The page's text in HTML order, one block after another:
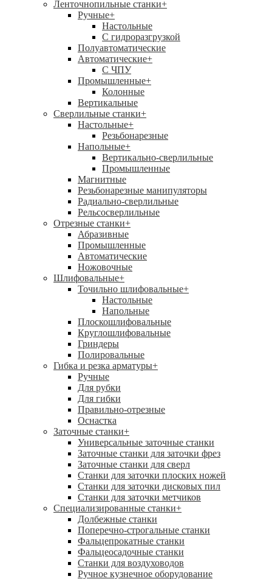
Ленточнопильные станки+
Ручные+
Настольные
С гидроразгрузкой
Полуавтоматические
Автоматические+
С ЧПУ
Промышленные+
Колонные
Вертикальные
Сверлильные станки+
Настольные+
Резьбонарезные
Напольные+
Вертикально-сверлильные
Промышленные
Магнитные
Резьбонарезные манипуляторы
Радиально-сверлильные
Рельсосверлильные
Отрезные станки+
Абразивные
Промышленные
Автоматические
Ножовочные
Шлифовальные+
Точильно шлифовальные+
Настольные
Напольные
Плоскошлифовальные
Круглошлифовальные
Гриндеры
Полировальные
Гибка и резка арматуры+
Ручные
Для рубки
Для гибки
Правильно-отрезные
Оснастка
Заточные станки+
Универсальные заточные станки
Заточные станки для заточки фрез
Заточные станки для сверл
Станки для заточки плоских ножей
Станки для заточки дисковых пил
Станки для заточки метчиков
Специализированные станки+
Долбежные станки
Поперечно-строгальные станки
Фальцепрокатные станки
Фальцеосадочные станки
Станки для воздуховодов
Ручное кузнечное оборудование